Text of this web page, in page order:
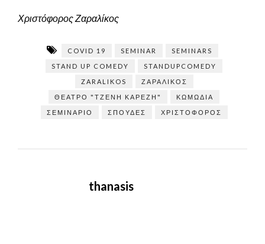
Χριστόφορος Ζαραλίκος
COVID 19 SEMINAR
SEMINARS
STAND UP COMEDY
STANDUPCOMEDY
ZARALIKOS
ΖΑΡΑΛΊΚΟΣ
ΘΈΑΤΡΟ "ΤΖΈΝΗ ΚΑΡΈΖΗ"
ΚΩΜΩΔΊΑ
ΣΕΜΙΝΆΡΙΟ
ΣΠΟΥΔΈΣ ΧΡΙΣΤΌΦΟΡΟΣ
thanasis